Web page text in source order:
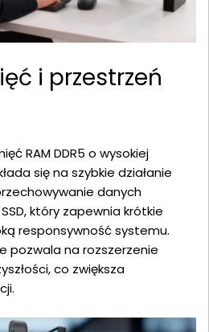
i przestrzeń
RAM DDR5 o wysokiej
się na szybkie działanie
danych
który zapewnia krótkie
responsywność systemu.
pozwala na rozszerzenie
co zwiększa